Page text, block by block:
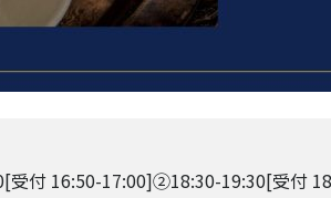
付 16:50-17:00]②18:30-19:30[受付